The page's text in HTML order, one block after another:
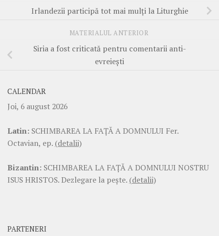
Irlandezii participă tot mai mulţi la Liturghie
MATERIALUL ANTERIOR
Siria a fost criticată pentru comentarii anti-
evreieşti
CALENDAR
Joi, 6 august 2026
Latin: SCHIMBAREA LA FAŢĂ A DOMNULUI Fer.
Octavian, ep. (detalii)
Bizantin: SCHIMBAREA LA FAŢĂ A DOMNULUI NOSTRU
ISUS HRISTOS. Dezlegare la pește. (detalii)
PARTENERI